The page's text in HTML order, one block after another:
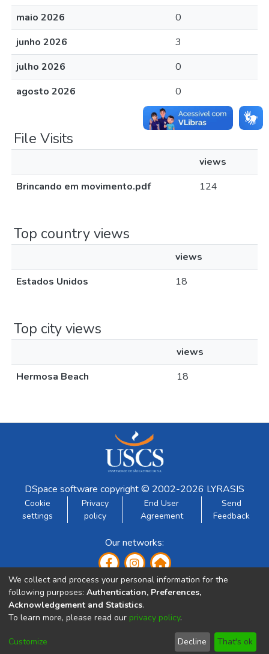
maio 2026
0
junho 2026
3
julho 2026
0
agosto 2026
0
File Visits
views
Brincando em movimento.pdf
124
Top country views
views
Estados Unidos
18
Top city views
views
Hermosa Beach
18
DSpace software copyright © 2002-2026 LYRASIS
Cookie
settings
Privacy
policy
End User
Agreement
Send
Feedback
Our networks:
Developed by:
We collect and process your personal information for the
following purposes: Authentication, Preferences,
Acknowledgement and Statistics.
To learn more, please read our privacy policy.
Customize Decline That's ok